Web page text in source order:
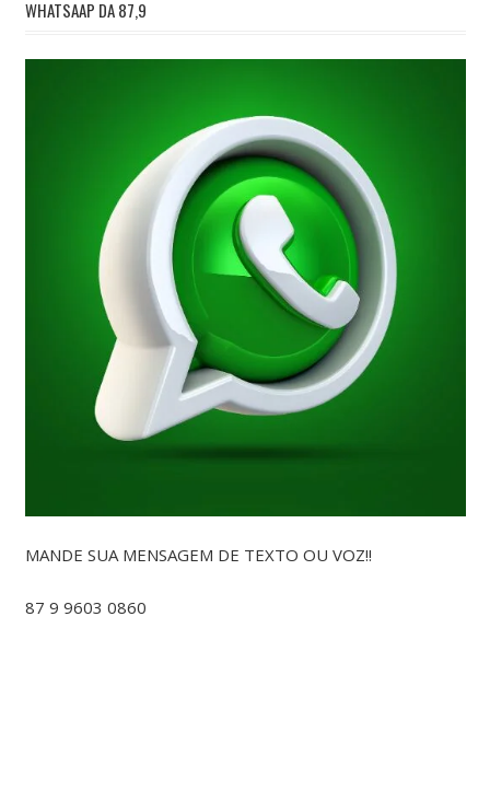
WHATSAAP DA 87,9
MANDE SUA MENSAGEM DE TEXTO OU VOZ!!
87 9 9603 0860